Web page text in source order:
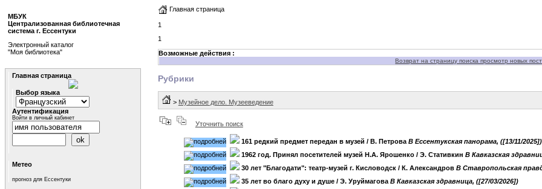
Главная страница
1
1
Возможные действия :
Возврат на страницу поиска просмотр новых
Рубрики
> Музейное дело. Музееведение
Уточнить поиск
161 редкий предмет передан в музей / В. Петрова B Ессентукская панорама, ([13/11/2025])
1962 год. Принял посетителей музей Н.А. Ярошенко/ Э. Стативкин B Кавказская
30 лет "Благодати": театр-музей г. Кисловодск/ К. Александров B Ставропольская
35 лет во благо духу и душе/ Э. Уруймагова B Кавказская здравница, ([27/03/2026])
МБУК
Централизованная библиотечная
система г. Ессентуки
Электронный каталог
"Моя библиотека"
Главная страница
Выбор языка
Аутентификация
Войти в личный кабинет
Метео
прогноз для Ессентуки